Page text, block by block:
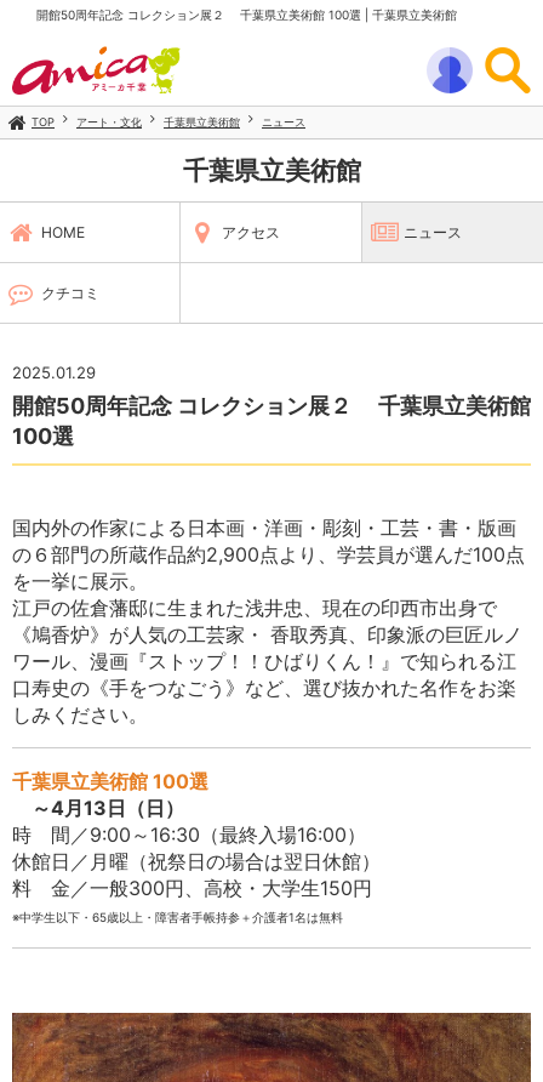
開館50周年記念 コレクション展２ 千葉県立美術館 100選 | 千葉県立美術館
TOP アート・文化 千葉県立美術館 ニュース
千葉県立美術館
HOME アクセス ニュース
クチコミ
2025.01.29
開館50周年記念 コレクション展２ 千葉県立美術館
100選
国内外の作家による日本画・洋画・彫刻・工芸・書・版画
の６部門の所蔵作品約2,900点より、学芸員が選んだ100点
を一挙に展示。
江戸の佐倉藩邸に生まれた浅井忠、現在の印西市出身で
《鳩香炉》が人気の工芸家・ 香取秀真、印象派の巨匠ルノ
ワール、漫画『ストップ！！ひばりくん！』で知られる江
口寿史の《手をつなごう》など、選び抜かれた名作をお楽
しみください。
千葉県立美術館 100選
～4月13日（日）
時 間／9:00～16:30（最終入場16:00）
休館日／月曜（祝祭日の場合は翌日休館）
料 金／一般300円、高校・大学生150円
※中学生以下・65歳以上・障害者手帳持参＋介護者1名は無料